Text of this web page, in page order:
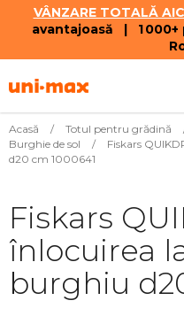
VÂNZARE TOTALĂ
avantajoasă | 1
la
Acasă / Totul pentru grădină
Burghie de sol
/
Fiskars
d20 cm 1000641
Fiskars
înlocuirea
burghiu